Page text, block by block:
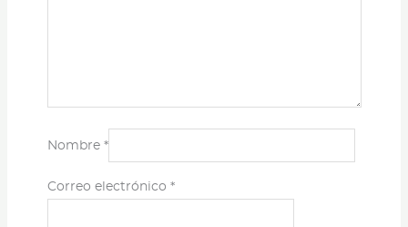
Nombre *
Correo electrónico *